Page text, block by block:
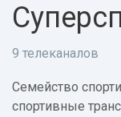
9 телеканалов
Семейство
спортивные